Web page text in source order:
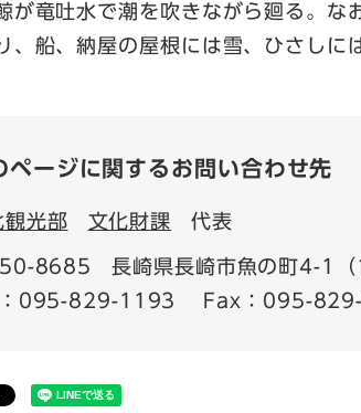
が竜吐水で潮を吹きながら廻る。な
、船、納屋の屋根には雪、ひさしに
ページに関するお問い合わせ先
観光部 文化財課 代表
8685
長崎県長崎市魚の町4-1（
095-829-1193
Fax：095-